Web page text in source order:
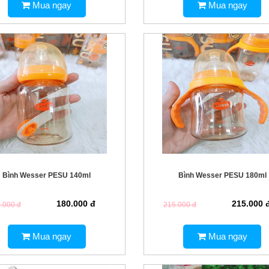
Mua ngay Mua ngay
Bình Wesser PESU 140ml
đ 180.000 đ
Mua ngay
Bình Wesser PESU 180ml
215.000 đ 215.000
Mua ngay